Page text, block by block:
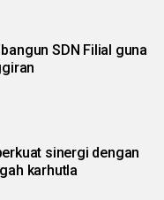
SDN Filial guna
sinergi dengan
karhutla